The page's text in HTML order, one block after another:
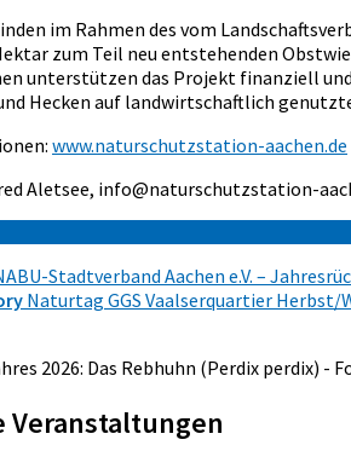
im Rahmen des vom
zum Teil neu entstehenden
unterstützen das Projekt finanziell
Hecken auf landwirtschaftlich
www.naturschutzstation-aachen.de
Aletsee, info@naturschutzstation-
Stadtverband Aachen e.V. –
Naturtag GGS Vaalserquartier Herbst/
2026: Das Rebhuhn (Perdix perdix) -
Veranstaltungen